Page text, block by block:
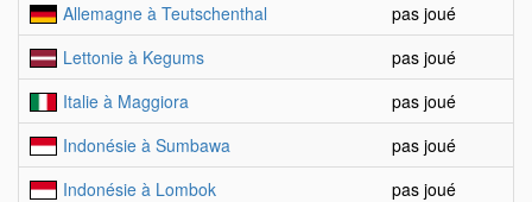
Allemagne à Teutschenthal
pas joué
Lettonie à Kegums
pas joué
Italie à Maggiora
pas joué
Indonésie à Sumbawa
pas joué
Indonésie à Lombok
pas joué